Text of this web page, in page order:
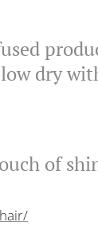
dry
of